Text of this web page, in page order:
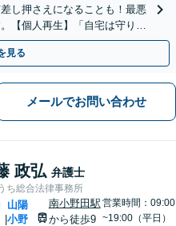
し押さえになることも！最悪
【個人再生】「自宅は守りた
出ください。
見る
メールでお問い合わせ
政弘 弁護士
ち総合法律事務所
山陽
小野
南小野田駅
から徒歩9
営業時間：09:00
~19:00（平日）